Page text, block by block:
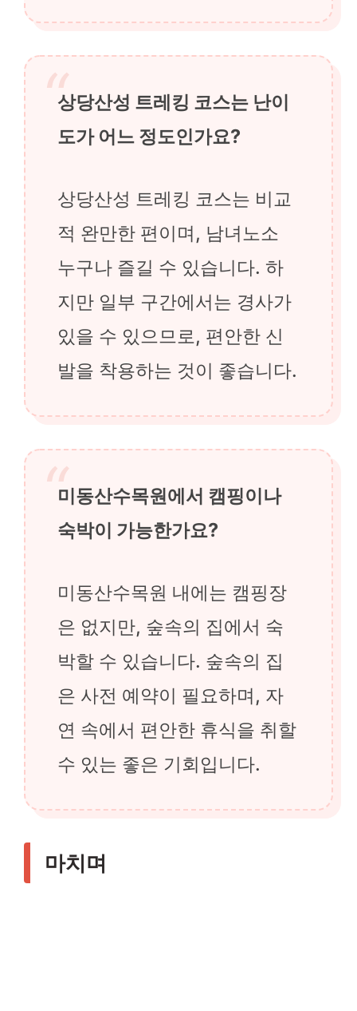
상당산성 트레킹 코스는 난이
도가 어느 정도인가요?
상당산성 트레킹 코스는 비교
적 완만한 편이며, 남녀노소
누구나 즐길 수 있습니다. 하
지만 일부 구간에서는 경사가
있을 수 있으므로, 편안한 신
발을 착용하는 것이 좋습니다.
미동산수목원에서 캠핑이나
숙박이 가능한가요?
미동산수목원 내에는 캠핑장
은 없지만, 숲속의 집에서 숙
박할 수 있습니다. 숲속의 집
은 사전 예약이 필요하며, 자
연 속에서 편안한 휴식을 취할
수 있는 좋은 기회입니다.
마치며